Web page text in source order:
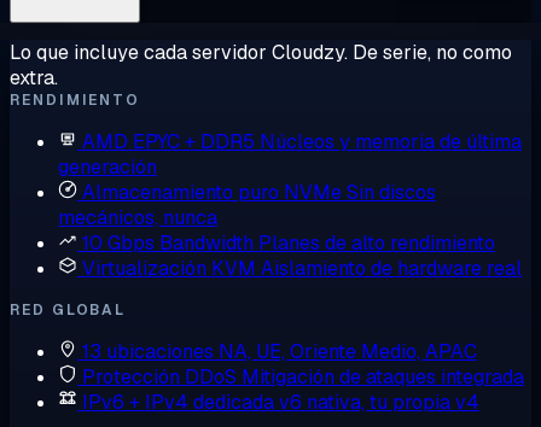
Lo que incluye cada servidor Cloudzy. De serie, no como
extra.
RENDIMIENTO
AMD EPYC + DDR5 Núcleos y memoria de última
generación
Almacenamiento puro NVMeSin discos
mecánicos, nunca
10 Gbps Bandwidth Planes de alto rendimiento
Virtualización KVM Aislamiento de hardware real
RED GLOBAL
13 ubicaciones NA, UE, Oriente Medio, APAC
Protección DDoS Mitigación de ataques integrada
IPv6 + IPv4 dedicadav6 nativa, tu propia v4